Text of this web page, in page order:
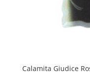
Calamita Giudice